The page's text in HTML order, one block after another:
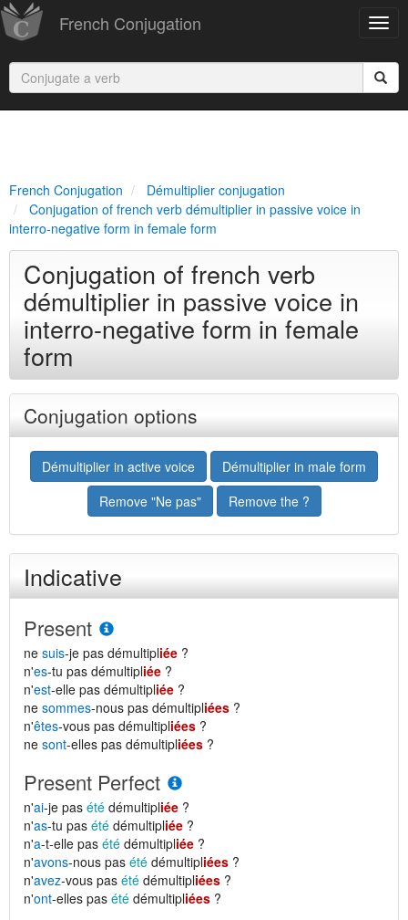
French Conjugation
French Conjugation
Démultiplier conjugation
Conjugation of french verb démultiplier in passive voice in
interro-negative form in female form
Conjugation of french verb
démultiplier in passive voice in
interro-negative form in female
form
Conjugation options
Démultiplier in active voice
Démultiplier in male form
Remove "Ne pas"
Remove the ?
Indicative
Present
ne suis-je pas démultipliée ?
n'es-tu pas démultipliée ?
n'est-elle pas démultipliée ?
ne sommes-nous pas démultipliées ?
n'êtes-vous pas démultipliées ?
ne sont-elles pas démultipliées ?
Present Perfect
n'ai-je pas été démultipliée ?
n'as-tu pas été démultipliée ?
n'a-t-elle pas été démultipliée ?
n'avons-nous pas été démultipliées ?
n'avez-vous pas été démultipliées ?
n'ont-elles pas été démultipliées ?